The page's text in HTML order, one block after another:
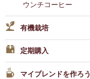
ウンチコーヒー
有機栽培
定期購入
マイブレンドを作ろう